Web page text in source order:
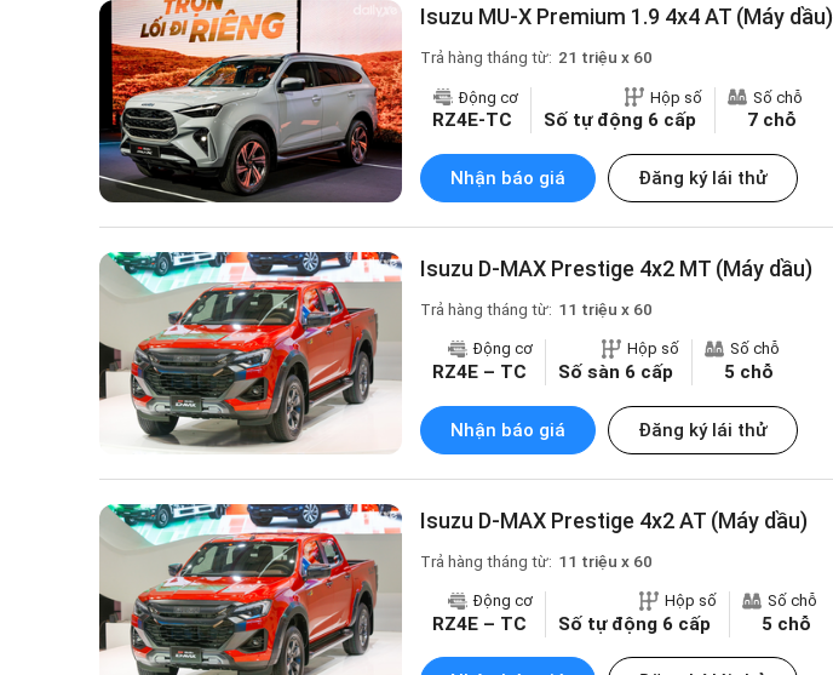
Isuzu MU-X Premium 1.9 4x4 AT (Máy dầu)
Trả hàng tháng từ: 21 triệu x 60
Động cơ
RZ4E-TC
Hộp số
Số tự động 6 cấp
Số chỗ
7 chỗ
Nhận báo giá Đăng ký lái thử
Isuzu D-MAX Prestige 4x2 MT (Máy dầu)
Trả hàng tháng từ: 11 triệu x 60
Động cơ
RZ4E – TC
Hộp số
Số sàn 6 cấp
Số chỗ
5 chỗ
Nhận báo giá Đăng ký lái thử
Isuzu D-MAX Prestige 4x2 AT (Máy dầu)
Trả hàng tháng từ: 11 triệu x 60
Động cơ
RZ4E – TC
Hộp số
Số tự động 6 cấp
Số chỗ
5 chỗ